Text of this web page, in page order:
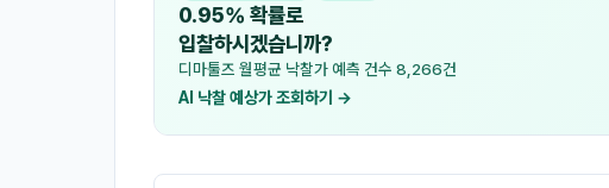
0.95% 확률로
입찰하시겠습니까?
디마툴즈 월평균 낙찰가 예측 건수 8,266건
AI 낙찰 예상가 조회하기 →